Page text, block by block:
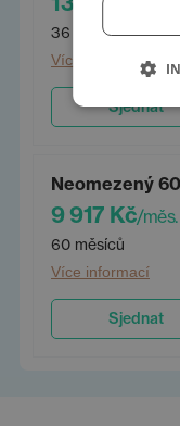
36 měsíců
Více informací
Sjednat
Neomezený 60
9 917 Kč/měs.
60 měsíců
Více informací
Sjednat